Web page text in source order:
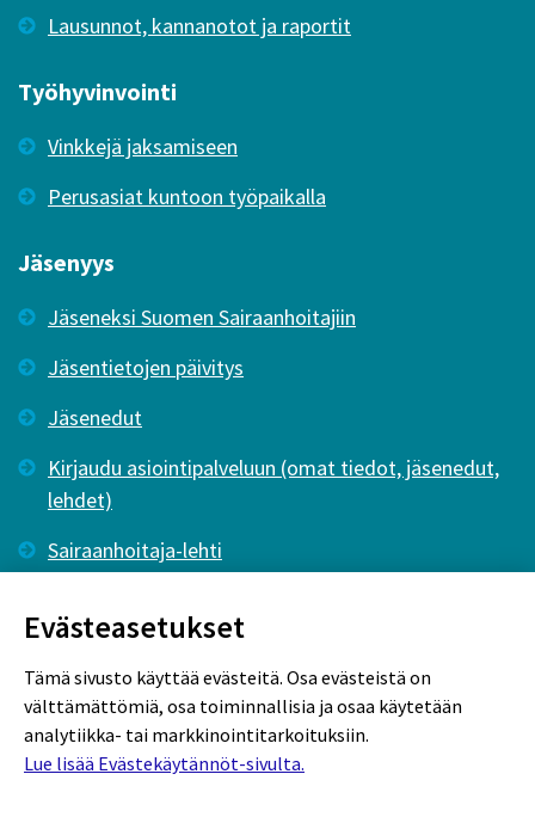
Lausunnot, kannanotot ja raportit
Työhyvinvointi
Vinkkejä jaksamiseen
Perusasiat kuntoon työpaikalla
Jäsenyys
Jäseneksi Suomen Sairaanhoitajiin
Jäsentietojen päivitys
Jäsenedut
Kirjaudu asiointipalveluun (omat tiedot, jäsenedut,
lehdet)
Sairaanhoitaja-lehti
Evästeasetukset
Tämä sivusto käyttää evästeitä. Osa evästeistä on
välttämättömiä, osa toiminnallisia ja osaa käytetään
analytiikka- tai markkinointitarkoituksiin.
Lue lisää Evästekäytännöt-sivulta.